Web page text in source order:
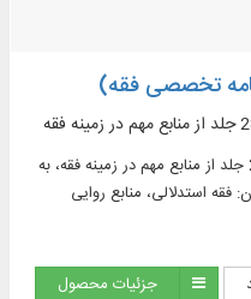
متن 1638 عنوان کتاب و رساله در 2858 جلد از منابع مهم در زمينه فقه، به
استدلالی، منابع روایی
جزئیات محصول